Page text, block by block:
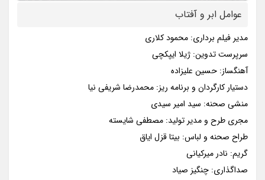
عوامل ابر و آفتاب
مدیر فیلم برداری: محمود کلاری
سرپرست تدوین: ژیلا ایپکچی
آهنگساز: حسین علیزاده
دستیار کارگردان و برنامه ریز: محمدرضا شریفی نیا
منشی صحنه: سید امیر سیدی
مجری طرح و مدیر تولید: مصطفی شایسته
طراح صحنه و لباس: بیتا قزل ایاق
گریم: نادر میرکیانی
صداگذاری: چنگیز صیاد